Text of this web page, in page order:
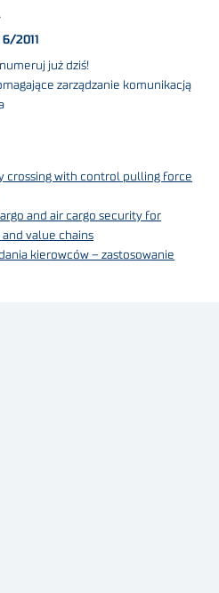
2011
już dziś!
zarządzanie komunikacją
crossing with control pulling force
and air cargo security for
value chains
kierowców – zastosowanie